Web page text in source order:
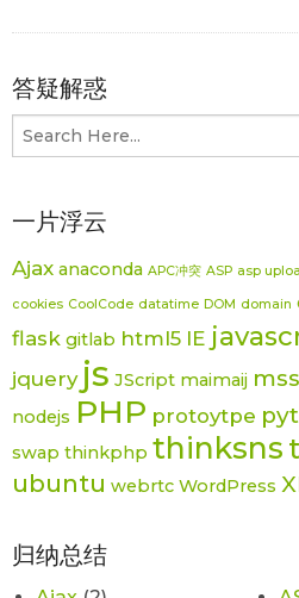
答疑解惑
一片浮云
Ajax anaconda APC冲突 ASP asp
cookies CoolCode datatime DOM domain
flask gitlab html5 IE
jquery js JScript maimaij
nodejs PHP protoytpe
swap thinkphp thinksns
ubuntu webrtc WordPress
归纳总结